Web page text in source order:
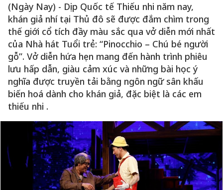
(Ngày Nay) - Dịp Quốc tế Thiếu nhi năm nay,
khán giả nhí tại Thủ đô sẽ được đắm chìm trong
thế giới cổ tích đầy màu sắc qua vở diễn mới nhất
của Nhà hát Tuổi trẻ: “Pinocchio – Chú bé người
gỗ”. Vở diễn hứa hẹn mang đến hành trình phiêu
lưu hấp dẫn, giàu cảm xúc và những bài học ý
nghĩa được truyền tải bằng ngôn ngữ sân khấu
biến hoá dành cho khán giả, đặc biệt là các em
thiếu nhi .